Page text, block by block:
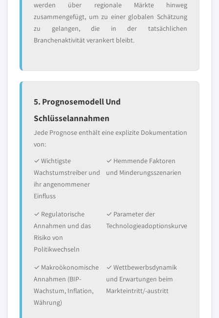
werden über regionale Märkte hinweg
zusammengefügt, um zu einer globalen Schätzung
zu gelangen, die in der tatsächlichen
Branchenaktivität verankert bleibt.
5. Prognosemodell Und
Schlüsselannahmen
Jede Prognose enthält eine explizite Dokumentation
von:
✓ Wichtigste
Wachstumstreiber und
ihr angenommener
Einfluss
✓ Hemmende Faktoren
und Minderungsszenarien
✓ Regulatorische
Annahmen und das
Risiko von
Politikwechseln
✓ Parameter der
Technologieadoptionskurve
✓ Makroökonomische
Annahmen (BIP-
Wachstum, Inflation,
Währung)
✓ Wettbewerbsdynamik
und Erwartungen beim
Markteintritt/-austritt